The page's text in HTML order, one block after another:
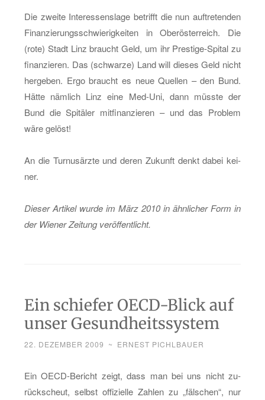
Die zwei­te In­ter­es­sens­la­ge be­trifft die nun auf­tre­ten­den
Fi­nan­zie­rungs­schwie­rig­kei­ten in Ober­ös­ter­reich. Die
(rote) Stadt Linz braucht Geld, um ihr Pres­ti­ge-Spi­tal zu
fi­nan­zie­ren. Das (schwar­ze) Land will die­ses Geld nicht
her­ge­ben. Ergo braucht es neue Quel­len – den Bund.
Hätte näm­lich Linz eine Med-Uni, dann müss­te der
Bund die Spi­tä­ler mit­fi­nan­zie­ren – und das Pro­blem
wäre ge­löst!
An die Tur­nus­ärz­te und deren Zu­kunft denkt dabei kei­
ner.
Die­ser Ar­ti­kel wurde im März 2010 in ähn­li­cher Form in
der Wie­ner Zei­tung ver­öf­fent­licht.
Ein schiefer OECD-Blick auf
unser Gesundheitssystem
22. DEZEMBER 2009 ~ ERNEST PICHLBAUER
Ein OECD-Be­richt zeigt, dass man bei uns nicht zu­
rück­scheut, selbst of­fi­zi­el­le Zah­len zu „fäl­schen“, nur